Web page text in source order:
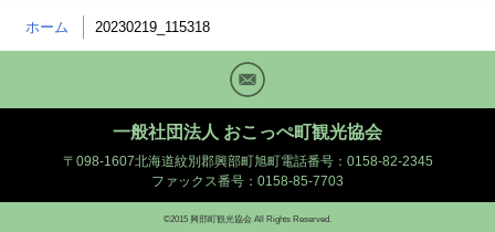
ホーム 20230219_115318
Mail
一般社団法人 おこっぺ町観光協会
〒098-1607北海道紋別郡興部町旭町電話番号：0158-82-2345
ファックス番号：0158-85-7703
©2015 興部町観光協会 All Rights Reserved.